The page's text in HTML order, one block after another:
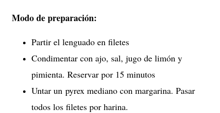
Modo de preparación:
Partir el lenguado en filetes
Condimentar con ajo, sal, jugo de limón y
pimienta. Reservar por 15 minutos
Untar un pyrex mediano con margarina. Pasar
todos los filetes por harina.